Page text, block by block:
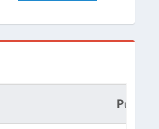
Puesto